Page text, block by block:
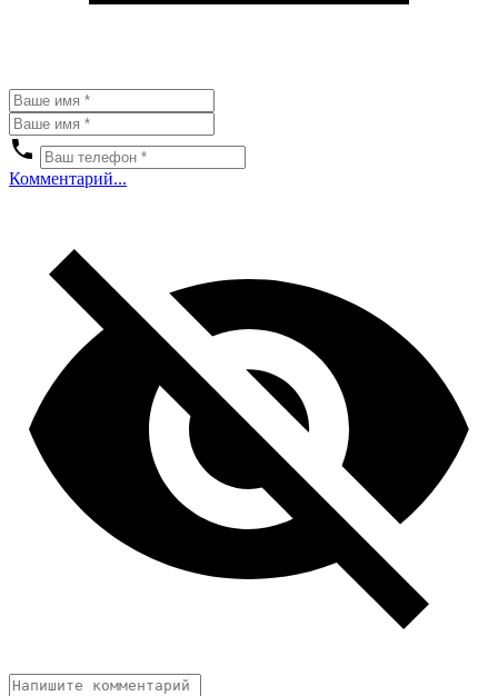
Комментарий...